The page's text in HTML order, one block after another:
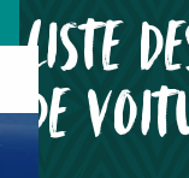
LISTE
DE